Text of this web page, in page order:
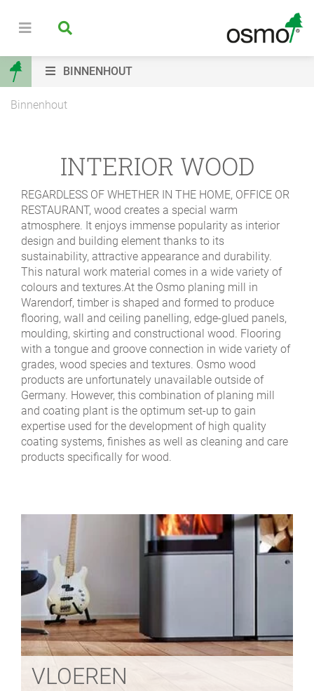
BINNENHOUT
Binnenhout
INTERIOR WOOD
REGARDLESS OF WHETHER IN THE HOME, OFFICE OR
RESTAURANT, wood creates a special warm
atmosphere. It enjoys immense popularity as interior
design and building element thanks to its
sustainability, attractive appearance and durability.
This natural work material comes in a wide variety of
colours and textures.At the Osmo planing mill in
Warendorf, timber is shaped and formed to produce
flooring, wall and ceiling panelling, edge-glued panels,
moulding, skirting and constructional wood. Flooring
with a tongue and groove connection in wide variety of
grades, wood species and textures. Osmo wood
products are unfortunately unavailable outside of
Germany. However, this combination of planing mill
and coating plant is the optimum set-up to gain
expertise used for the development of high quality
coating systems, finishes as well as cleaning and care
products specifically for wood.
VLOEREN